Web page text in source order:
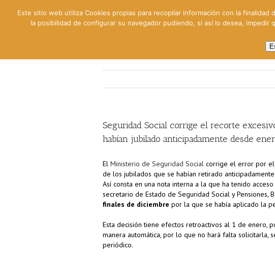
Seguridad Social corrige el recorte
habían jubilado anticipadamente desde
El Ministerio de Seguridad Social corrige el error por el
de los jubilados que se habían retirado
Así consta en una nota interna a la que ha tenido
secretario de Estado de Seguridad Social y Pensiones,
finales de diciembre por la que se había aplicado la
Esta decisión tiene efectos retroactivos al 1 de enero,
manera automática, por lo que no hará falta solicitarla,
periódico.
Este sitio web utiliza Cookies propias para recopilar información con la
la posibilidad de configurar su navegador pudiendo, si así lo desea,